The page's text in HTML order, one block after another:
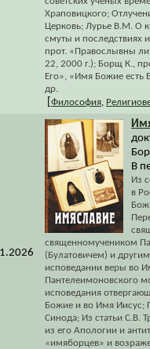
Храповицкого;
Церковь; Лурье В.М. О
смуты и последствиях
прот. «Правослывны
22, 2000 г.); Борщ К.,
Его», «Имя Божие есть
др.
Философия,
В
Из
в
священномучеником
(Булатовичем) и
исповедании веры во
Пантелеимоновского
исповедания
Божие и во Имя Иисус;
Синода; Из статьи С.В.
из его Апологии и
«имяборцев» и